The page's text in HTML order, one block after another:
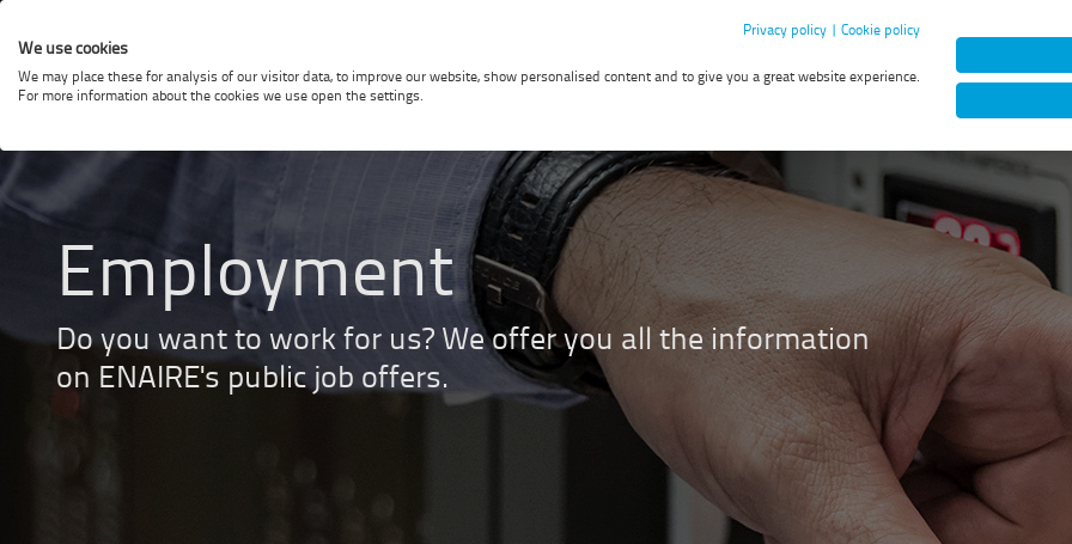
de
-
Enaire
ENAIRE
website
Recruitment Processes Jobs
Employment
Do you want to work for us? We offer you all the information
on ENAIRE's public job offers.
Privacy policy | Cookie policy
We use cookies
We may place these for analysis of our visitor data, to improve our website, show personalised content and to give you a great website experience.
For more information about the cookies we use open the settings.